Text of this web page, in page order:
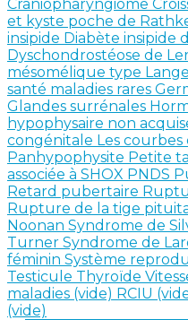
Craniopharyngiome
et kyste poche de
insipide Diabète insipide
Dyschondrostéose de
mésomélique type
santé maladies rares
Glandes surrénales
hypophysaire non
congénitale Les courbes
Panhypophysite Petite
associée à SHOX PNDS
Retard pubertaire
Rupture de la tige
Noonan Syndrome de
Turner Syndrome de
féminin Système
Testicule Thyroïde
maladies (vide) RCIU
(vide)